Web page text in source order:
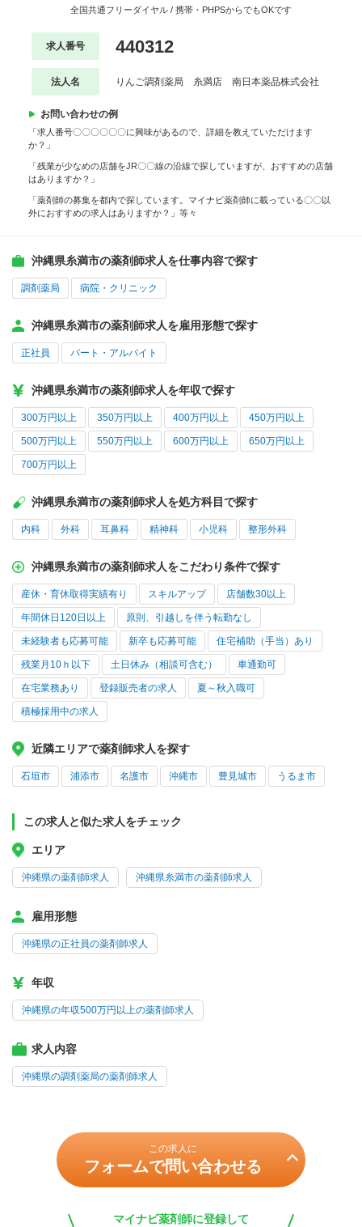
全国共通フリーダイヤル / 携帯・PHPSからでもOKです
求人番号 440312
法人名 りんご調剤薬局 糸満店 南日本薬品株式会社
お問い合わせの例
「求人番号〇〇〇〇〇〇に興味があるので、詳細を教えていただけます
か？」
「残業が少なめの店舗をJR〇〇線の沿線で探していますが、おすすめの店舗
はありますか？」
「薬剤師の募集を都内で探しています。マイナビ薬剤師に載っている〇〇以
外におすすめの求人はありますか？」等々
沖縄県糸満市の薬剤師求人を仕事内容で探す
調剤薬局 病院・クリニック
沖縄県糸満市の薬剤師求人を雇用形態で探す
正社員 パート・アルバイト
沖縄県糸満市の薬剤師求人を年収で探す
300万円以上 350万円以上 400万円以上 450万円以上
500万円以上 550万円以上 600万円以上 650万円以上
700万円以上
沖縄県糸満市の薬剤師求人を処方科目で探す
内科 外科 耳鼻科 精神科 小児科 整形外科
沖縄県糸満市の薬剤師求人をこだわり条件で探す
産休・育休取得実績有り スキルアップ 店舗数30以上
年間休日120日以上 原則、引越しを伴う転勤なし
未経験者も応募可能 新卒も応募可能 住宅補助（手当）あり
残業月10ｈ以下 土日休み（相談可含む） 車通勤可
在宅業務あり 登録販売者の求人 夏～秋入職可
積極採用中の求人
近隣エリアで薬剤師求人を探す
石垣市 浦添市 名護市 沖縄市 豊見城市 うるま市
この求人と似た求人をチェック
エリア
沖縄県の薬剤師求人 沖縄県糸満市の薬剤師求人
雇用形態
沖縄県の正社員の薬剤師求人
年収
沖縄県の年収500万円以上の薬剤師求人
求人内容
沖縄県の調剤薬局の薬剤師求人
この求人に
フォームで問い合わせる
マイナビ薬剤師に登録して